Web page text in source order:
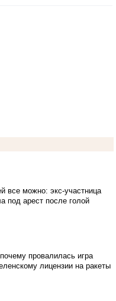
все можно: экс-участница
под арест после голой
провалилась игра
лицензии на ракеты